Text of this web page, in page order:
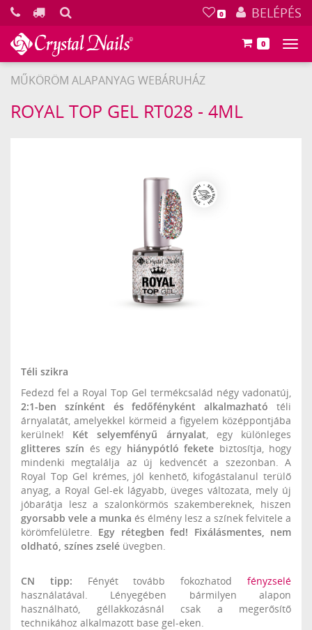
0 BELÉPÉS
0
MŰKÖRÖM ALAPANYAG WEBÁRUHÁZ
Crystal
Nails
ROYAL TOP GEL RT028 - 4ML
Téli szikra
Fedezd fel a Royal Top Gel termékcsalád négy vadonatúj,
2:1-ben színként és fedőfényként alkalmazható téli
árnyalatát, amelyekkel körmeid a figyelem középpontjába
kerülnek! Két selyemfényű árnyalat, egy különleges
glitteres szín és egy hiánypótló fekete biztosítja, hogy
mindenki megtalálja az új kedvencét a szezonban. A
Royal Top Gel krémes, jól kenhető, kifogástalanul terülő
anyag, a Royal Gel-ek lágyabb, üveges változata, mely új
jóbarátja lesz a szalonkörmös szakembereknek, hiszen
gyorsabb vele a munka és élmény lesz a színek felvitele a
körömfelületre. Egy rétegben fed! Fixálásmentes, nem
oldható, színes zselé üvegben.
CN tipp: Fényét tovább fokozhatodfényzselé
használatával. Lényegében bármilyen alapon
használható, géllakkozásnál csak a megerősítő
technikához alkalmazott base gel-eken.